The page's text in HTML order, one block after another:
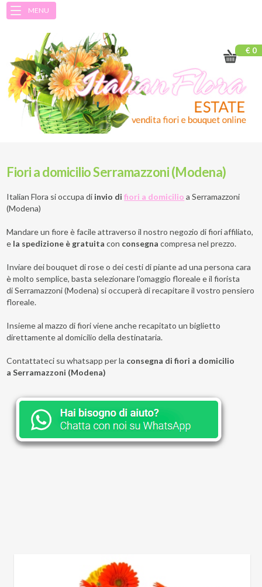
MENU
€ 0
Fiori a domicilio Serramazzoni (Modena)
Italian Flora si occupa di invio difiori a domicilio a Serramazzoni
(Modena)
Mandare un fiore è facile attraverso il nostro negozio di fiori affiliato,
e la spedizione è gratuita con consegna compresa nel prezzo.
Inviare dei bouquet di rose o dei cesti di piante ad una persona cara
è molto semplice, basta selezionare l'omaggio floreale e il fiorista
di Serramazzoni (Modena) si occuperà di recapitare il vostro pensiero
floreale.
Insieme al mazzo di fiori viene anche recapitato un biglietto
direttamente al domicilio della destinataria.
Contattateci su whatsapp per la consegna di fiori a domicilio
a Serramazzoni (Modena)